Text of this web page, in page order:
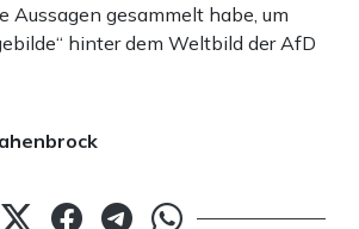
Aussagen gesammelt habe, um
hinter dem Weltbild der AfD